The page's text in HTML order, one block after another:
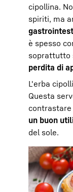
cipollina.
spiriti, ma
è spesso
soprattutto
perdita di
L'erba
Questa
un buon
del sole.